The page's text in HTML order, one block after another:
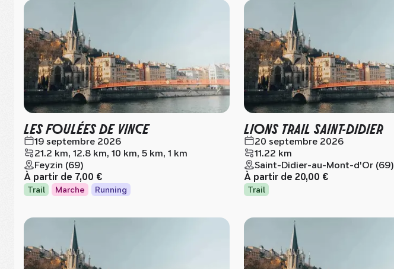
LES FOULÉES DE VINCE
19 septembre 2026
21.2 km, 12.8 km, 10 km, 5 km, 1 km
Feyzin (69)
À partir de 7,00 €
Trail Marche Running
LIONS TRAIL SAINT-DIDIER
20 septembre 2026
11.22 km
Saint-Didier-au-Mont-d'Or (69)
À partir de 20,00 €
Trail